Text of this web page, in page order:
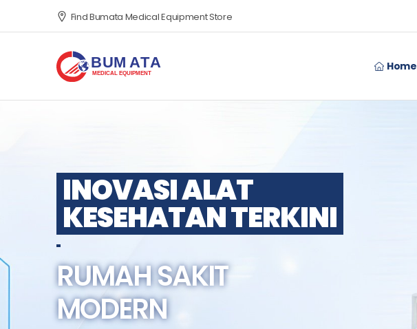
Find Bumata Medical Equipment Store
Home
INOVASI ALAT
KESEHATAN TERKINI
RUMAH SAKIT
MODERN